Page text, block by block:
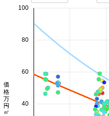
40
60
80
100
価格 万円/㎡